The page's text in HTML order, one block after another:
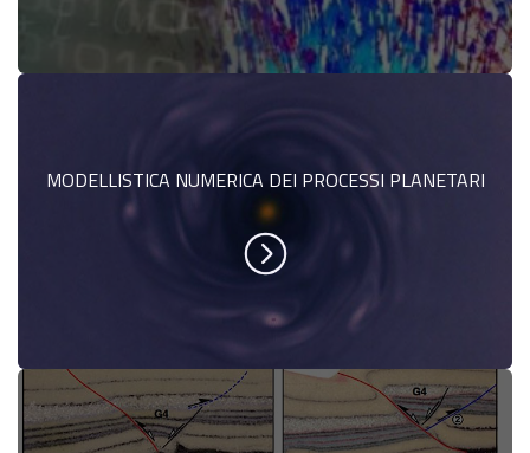
MODELLISTICA NUMERICA DEI PROCESSI PLANETARI